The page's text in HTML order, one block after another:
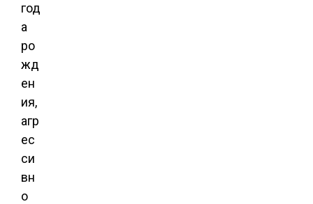
год
а
ро
жд
ен
ия,
агр
ес
си
вн
о